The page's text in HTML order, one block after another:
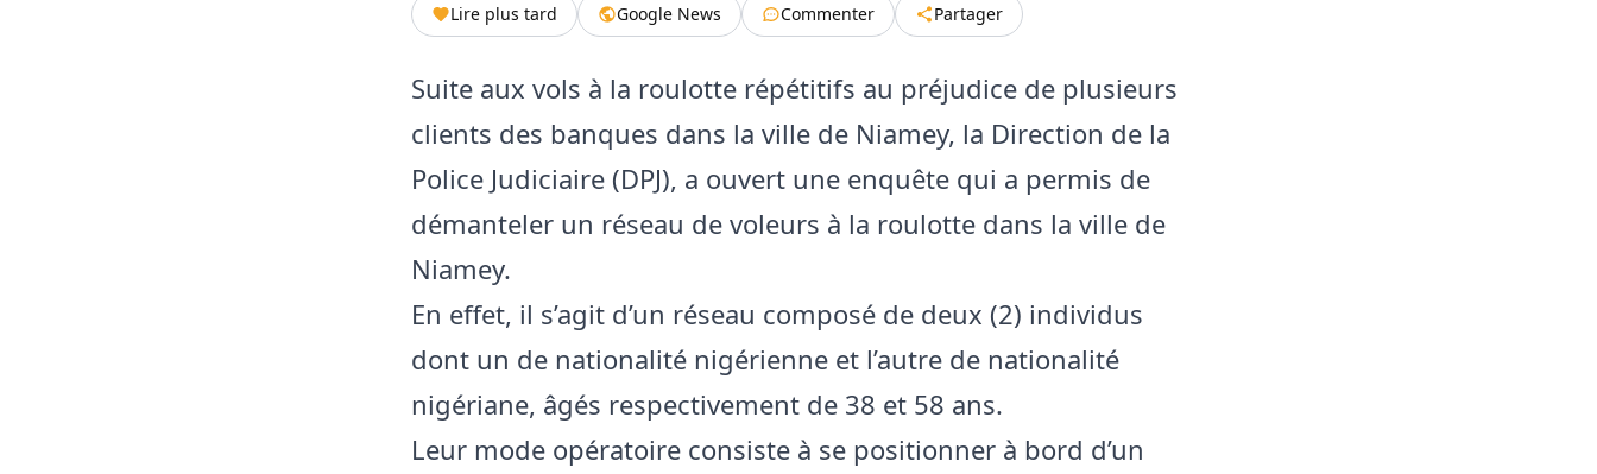
Lire plus tard Google News Commenter Partager
Suite aux vols à la roulotte répétitifs au préjudice de plusieurs
clients des banques dans la ville de Niamey, la Direction de la
Police Judiciaire (DPJ), a ouvert une enquête qui a permis de
démanteler un réseau de voleurs à la roulotte dans la ville de
Niamey.
En effet, il s’agit d’un réseau composé de deux (2) individus
dont un de nationalité nigérienne et l’autre de nationalité
nigériane, âgés respectivement de 38 et 58 ans.
Leur mode opératoire consiste à se positionner à bord d’un